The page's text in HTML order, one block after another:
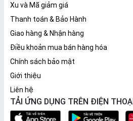
Xu và Mã giảm giá
Thanh toán & Bảo Hành
Giao hàng & Nhận hàng
Điều khoản mua bán hàng hóa
Chính sách bảo mật
Giới thiệu
Liên hệ
TẢI ỨNG DỤNG TRÊN ĐIỆN THOẠI